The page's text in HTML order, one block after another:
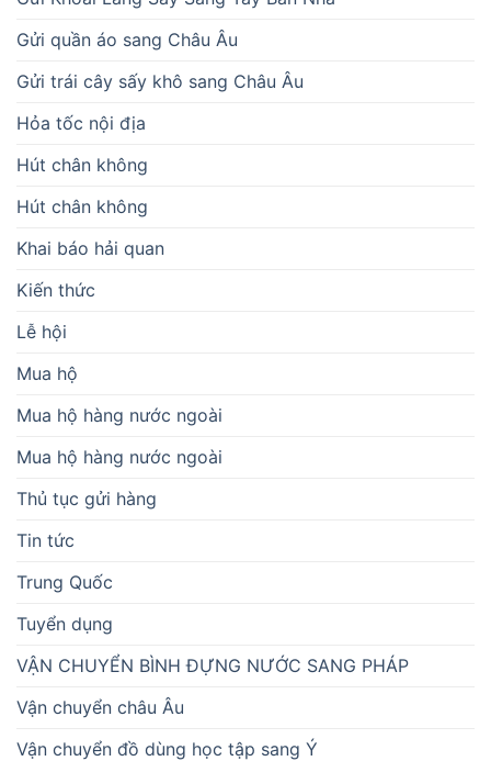
Gửi quần áo sang Châu Âu
Gửi trái cây sấy khô sang Châu Âu
Hỏa tốc nội địa
Hút chân không
Hút chân không
Khai báo hải quan
Kiến thức
Lễ hội
Mua hộ
Mua hộ hàng nước ngoài
Mua hộ hàng nước ngoài
Thủ tục gửi hàng
Tin tức
Trung Quốc
Tuyển dụng
VẬN CHUYỂN BÌNH ĐỰNG NƯỚC SANG PHÁP
Vận chuyển châu Âu
Vận chuyển đồ dùng học tập sang Ý